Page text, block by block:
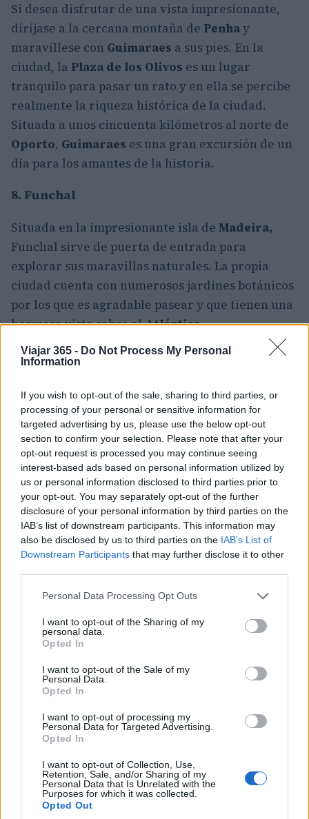
Viajar 365 - Do Not Process My Personal
Information
If you wish to opt-out of the sale, sharing to third parties, or
processing of your personal or sensitive information for
targeted advertising by us, please use the below opt-out
section to confirm your selection. Please note that after your
opt-out request is processed you may continue seeing
interest-based ads based on personal information utilized by
us or personal information disclosed to third parties prior to
your opt-out. You may separately opt-out of the further
disclosure of your personal information by third parties on the
IAB’s list of downstream participants. This information may
also be disclosed by us to third parties on the IAB’s List of
Downstream Participants that may further disclose it to other
Please note that this website/app uses one or more Google
not limited to your visit or usage behaviour. You may click to
grant or deny consent to Google and its third-party tags to
use your data for below specified purposes in below Google
consent section.
Personal Data Processing Opt Outs
I want to opt-out of the Sharing of my
personal data.
Opted In
I want to opt-out of the Sale of my
Personal Data.
Opted In
I want to opt-out of processing my
Personal Data for Targeted Advertising.
Opted In
I want to opt-out of Collection, Use,
Retention, Sale, and/or Sharing of my
Personal Data that Is Unrelated with the
Purposes for which it was collected.
Opted Out
Si desea disfrutar de una vista impresionante,
diríjase a la cercana montaña de Penhay
maravíllese con Guimaraes a sus pies. En la
ciudad, la Plaza de los Olivos es un lugar
tranquilo para pasar un rato y en ella se percibe
realmente la riqueza histórica de la ciudad.
Situada a unos cincuenta kilómetros al norte de
Oporto, Guimaraes es una gran excursión de un
día para los amantes de la historia.
8. Funchal
Situada en la impresionante isla de Madeira,
Funchal sirve de puerta de entrada para
explorar sus maravillas naturales. La propia
ciudad cuenta con numerosos jardines botánicos
por los que es agradable pasear y que tienen una
hermosa vista sobre elAtlántico.
Dos de los lugares más populares para visitar son
decorado y el bulliciosoMercado dos
Lavradores. Con un número de vinos de fama
mundial producidos en Madeira, querrá probar
tantos como sea posible antes de dirigirse a su
próximo destino.
7. Evora
Con más de dos mil años de historia en esta
pequeña ciudad y más de cuatro mil edificios
históricos, templos e iglesias, algunos de los
cuales se remontan a la época romana, resulta
Es interesante visitar la escalofriante
los Huesos, así como las murallas romanas, los
antiguos acueductos y la catedral gótica del siglo
lugares fascinantes para visitar y en las afueras
Évorase encuentra el intrigante complejo
megalítico deAlmendres Cromlech
con un gran grupo de menhires y piedras
gigantescas, dispuestas en círculo.